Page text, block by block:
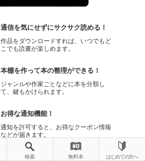
通信を気にせずにサクサク読める！
作品をダウンロードすれば、いつでもど
こでも読書が楽しめます。
本棚を作って本の整理ができる！
ジャンルや作家ごとなどに本を分類し
て、鍵もかけられます。
お得な通知機能！
通知を許可すると、お得なクーポン情報
などが届きます。
検索 無料本 はじめての方へ